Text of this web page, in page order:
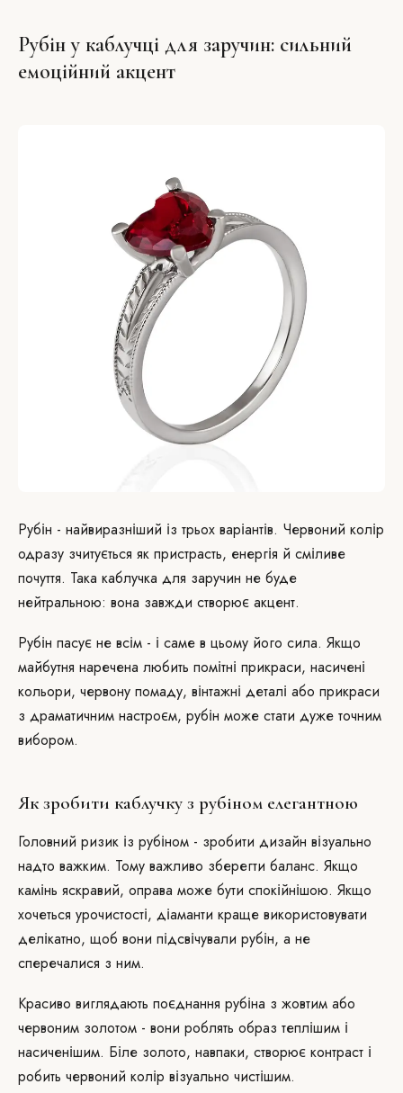
Рубін у каблучці для заручин: сильний
емоційний акцент
Рубін - найвиразніший із трьох варіантів. Червоний колір
одразу зчитується як пристрасть, енергія й сміливе
почуття. Така каблучка для заручин не буде
нейтральною: вона завжди створює акцент.
Рубін пасує не всім - і саме в цьому його сила. Якщо
майбутня наречена любить помітні прикраси, насичені
кольори, червону помаду, вінтажні деталі або прикраси
з драматичним настроєм, рубін може стати дуже точним
вибором.
Як зробити каблучку з рубіном елегантною
Головний ризик із рубіном - зробити дизайн візуально
надто важким. Тому важливо зберегти баланс. Якщо
камінь яскравий, оправа може бути спокійнішою. Якщо
хочеться урочистості, діаманти краще використовувати
делікатно, щоб вони підсвічували рубін, а не
сперечалися з ним.
Красиво виглядають поєднання рубіна з жовтим або
червоним золотом - вони роблять образ теплішим і
насиченішим. Біле золото, навпаки, створює контраст і
робить червоний колір візуально чистішим.